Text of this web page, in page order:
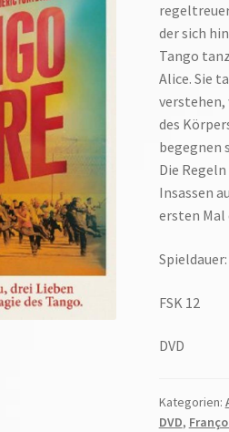
der sich
Tango
Alice. Sie
verstehen,
des
begegnen
Die
Insassen
ersten Mal
FSK 12
DVD
Kategorien:
DVD,